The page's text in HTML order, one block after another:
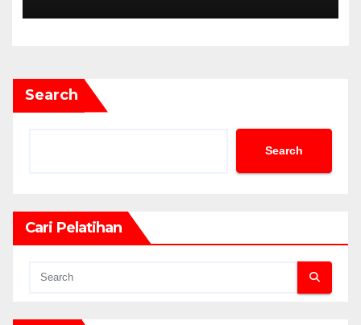
Search
Search
Cari Pelatihan